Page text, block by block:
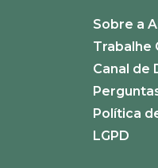
Sobre a
Trabalhe
Canal de
Política
LGPD